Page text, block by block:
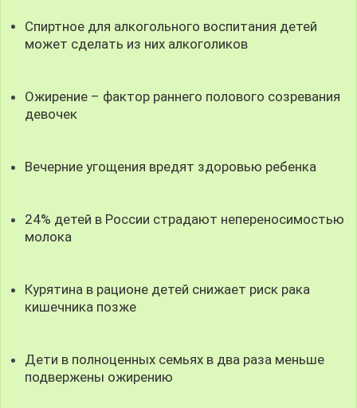
Спиртное для алкогольного воспитания детей
может сделать из них алкоголиков
Ожирение – фактор раннего полового созревания
девочек
Вечерние угощения вредят здоровью ребенка
24% детей в России страдают непереносимостью
молока
Курятина в рационе детей снижает риск рака
кишечника позже
Дети в полноценных семьях в два раза меньше
подвержены ожирению